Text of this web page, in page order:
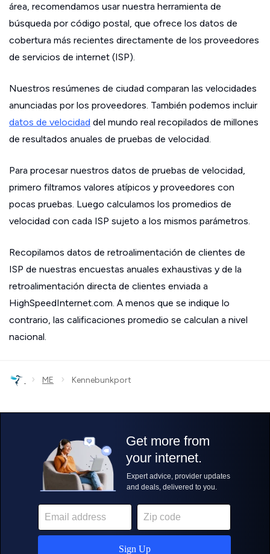
área, recomendamos usar nuestra herramienta de
búsqueda por código postal, que ofrece los datos de
cobertura más recientes directamente de los proveedores
de servicios de internet (ISP).
Nuestros resúmenes de ciudad comparan las velocidades
anunciadas por los proveedores. También podemos incluir
datos de velocidad del mundo real recopilados de millones
de resultados anuales de pruebas de velocidad.
Para procesar nuestros datos de pruebas de velocidad,
primero filtramos valores atípicos y proveedores con
pocas pruebas. Luego calculamos los promedios de
velocidad con cada ISP sujeto a los mismos parámetros.
Recopilamos datos de retroalimentación de clientes de
ISP de nuestras encuestas anuales exhaustivas y de la
retroalimentación directa de clientes enviada a
HighSpeedInternet.com. A menos que se indique lo
contrario, las calificaciones promedio se calculan a nivel
nacional.
› ME › Kennebunkport